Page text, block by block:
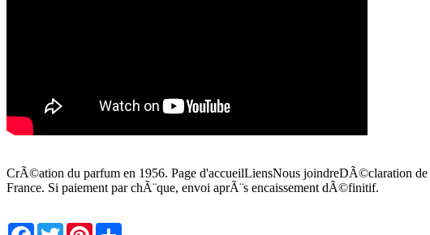
CrÃ©ation du parfum en 1956. Page d'accueilLiensNous joindreDÃ©claration de
France. Si paiement par chÃ¨que, envoi aprÃ¨s encaissement dÃ©finitif.
Facebook
TwitterPinterest